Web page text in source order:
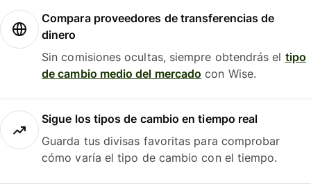
Compara proveedores de transferencias de
dinero
Sin comisiones ocultas, siempre obtendrás el tipo
de cambio medio del mercado con Wise.
Sigue los tipos de cambio en tiempo real
Guarda tus divisas favoritas para comprobar
cómo varía el tipo de cambio con el tiempo.